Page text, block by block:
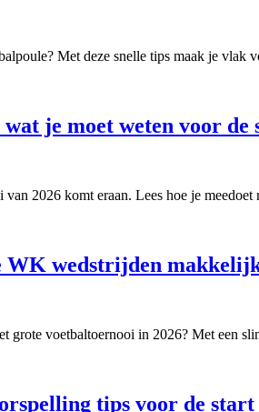
Met deze snelle tips maak je vlak
je moet weten voor de
2026 komt eraan. Lees hoe je
WK wedstrijden
grote voetbaltoernooi in 2026? Met een
tips voor de start